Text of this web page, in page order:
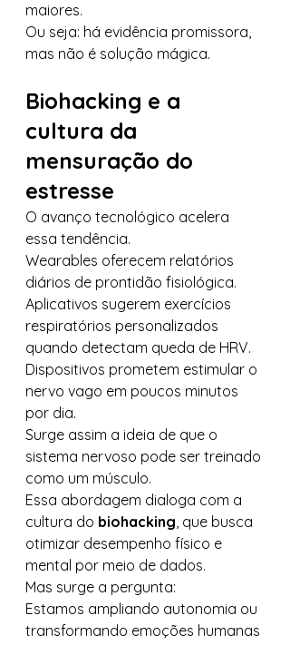
maiores.
Ou seja: há evidência promissora,
mas não é solução mágica.
Biohacking e a
cultura da
mensuração do
estresse
O avanço tecnológico acelera
essa tendência.
Wearables oferecem relatórios
diários de prontidão fisiológica.
Aplicativos sugerem exercícios
respiratórios personalizados
quando detectam queda de HRV.
Dispositivos prometem estimular o
nervo vago em poucos minutos
por dia.
Surge assim a ideia de que o
sistema nervoso pode ser treinado
como um músculo.
Essa abordagem dialoga com a
cultura do biohacking, que busca
otimizar desempenho físico e
mental por meio de dados.
Mas surge a pergunta:
Estamos ampliando autonomia ou
transformando emoções humanas